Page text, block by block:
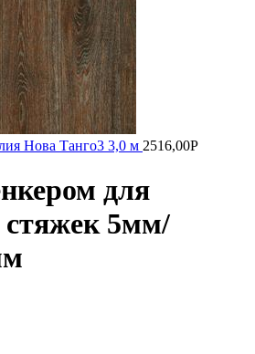
Нова Танго3 3,0 м 2516,00Р
для
5мм/